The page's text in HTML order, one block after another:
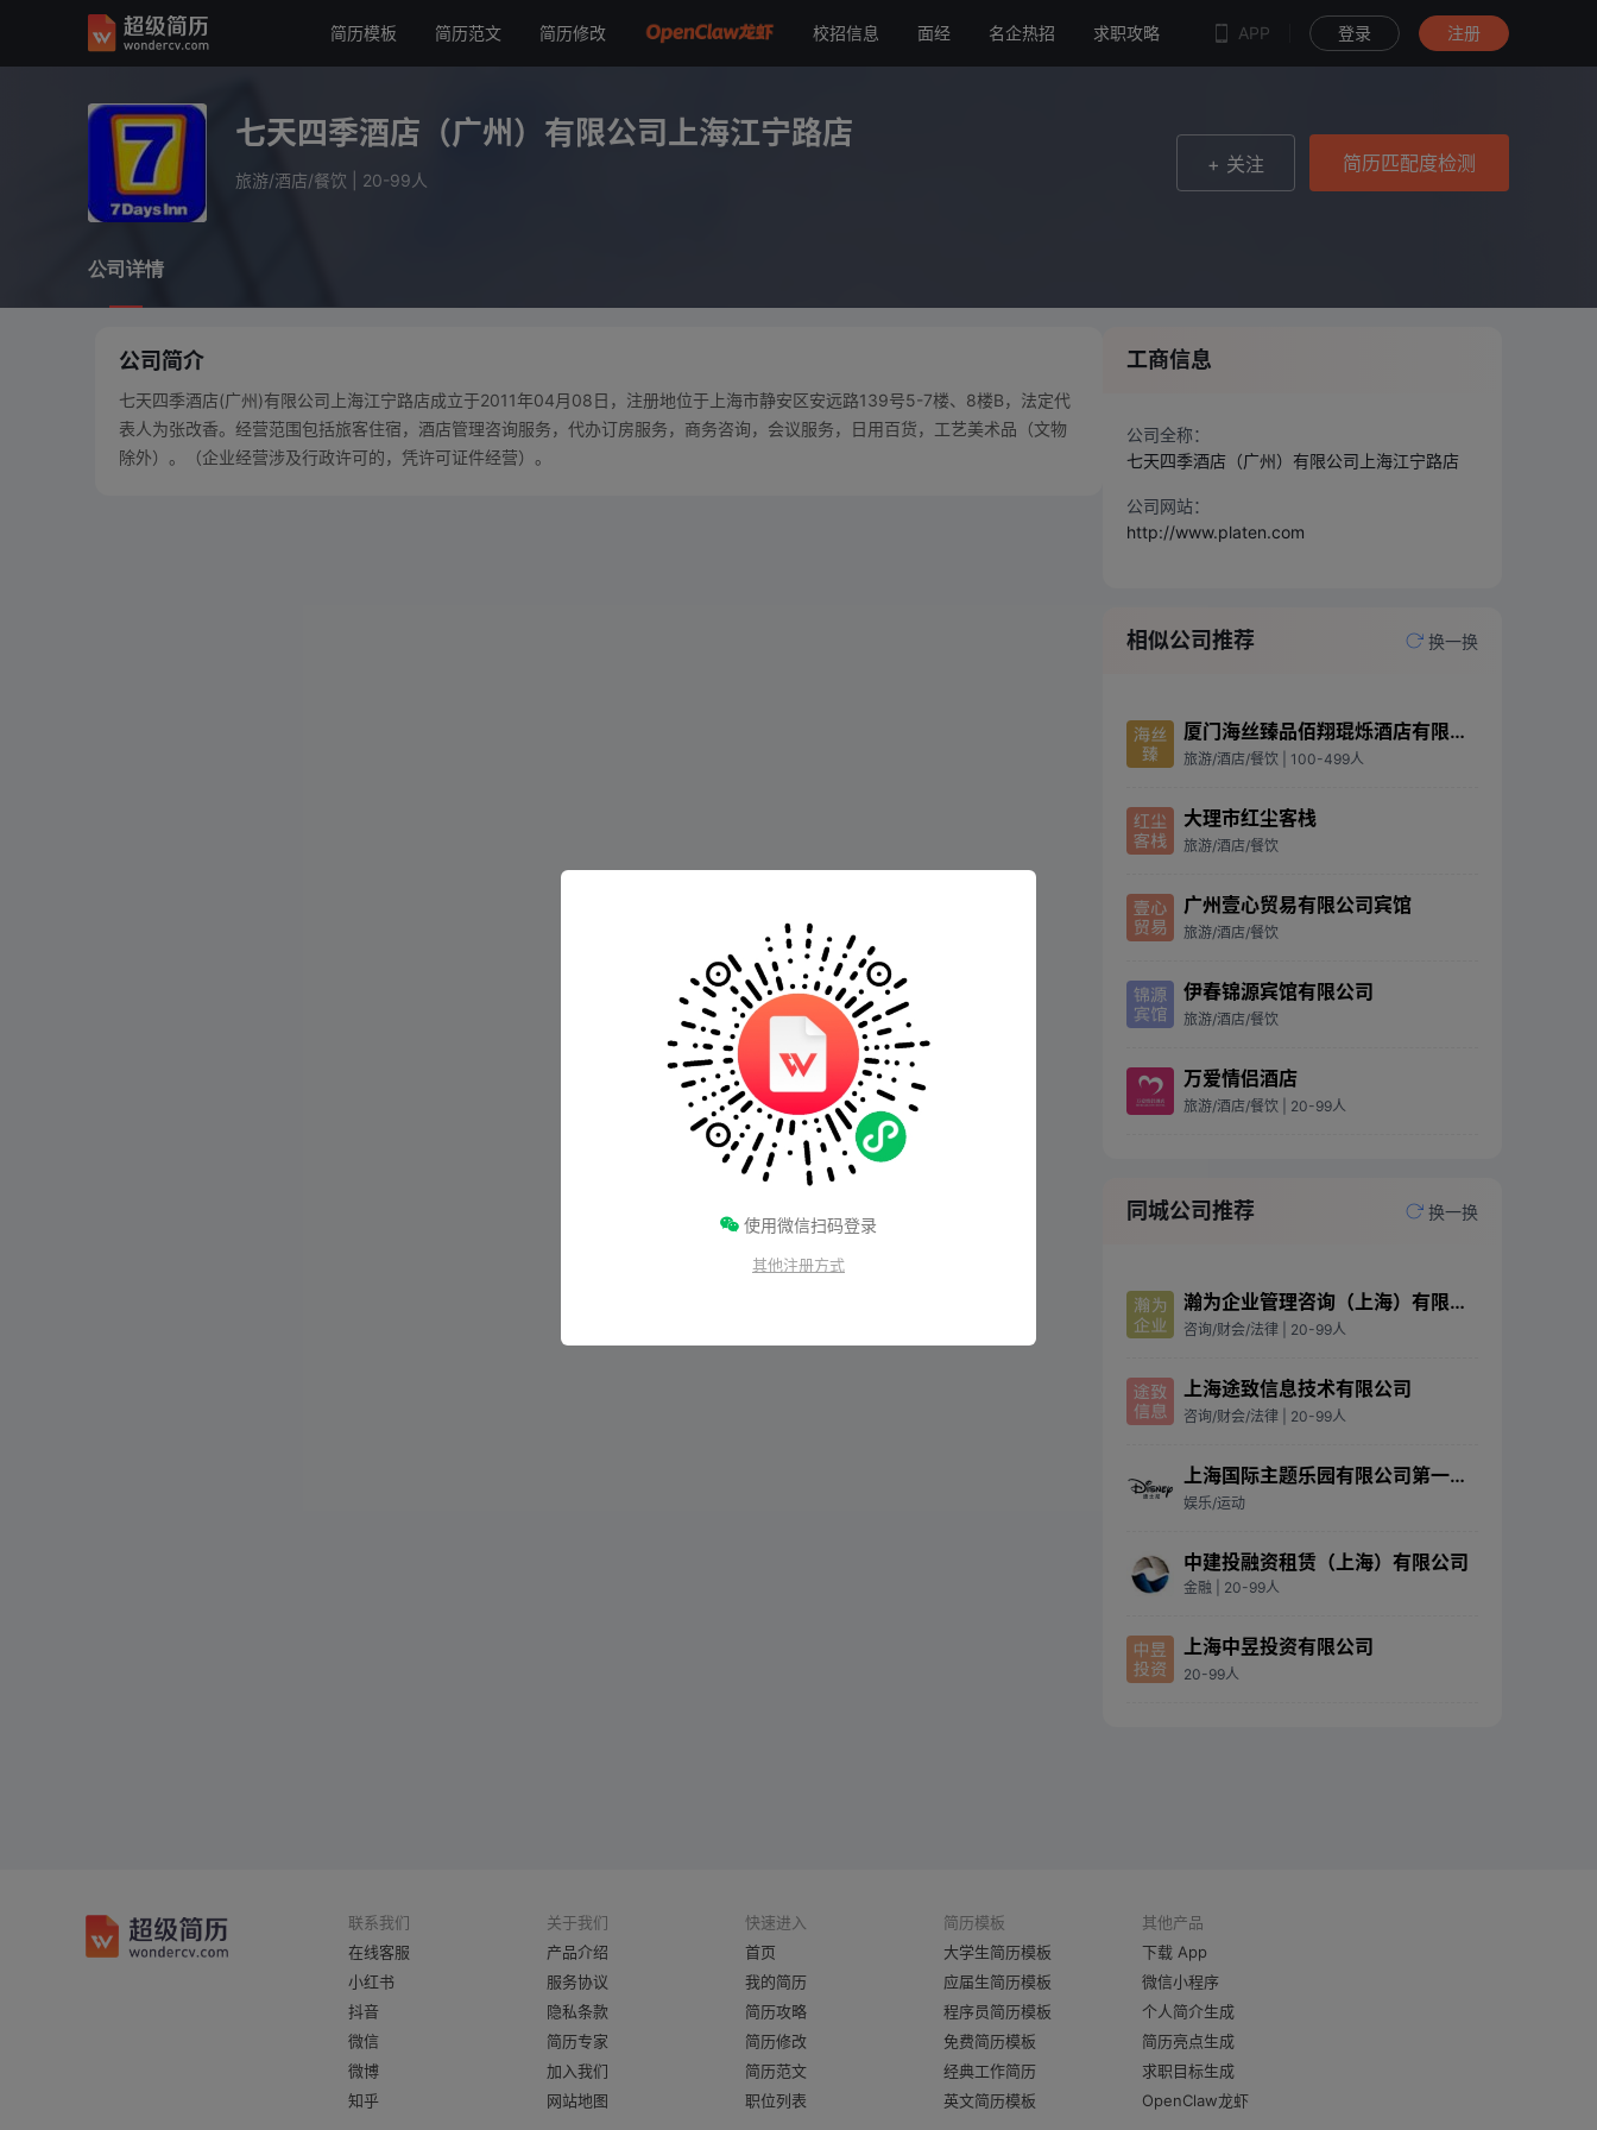
简历模板 简历范文 简历修改 校招信息 面经 名企热招 求职攻略 APP 登录 注册
七天四季酒店（广州）有限公司上海江宁路店
公司详情 七天四季酒店（广州）有限公司上海江宁路店
旅游/酒店/餐饮 20-99人
+ 关注 简历匹配度检测
公司详情
公司简介
七天四季酒店(广州)有限公司上海江宁路店成立于2011年04月08日，注册地位于上海市静安区安远路139号5-7楼、8楼B，法定代
表人为张改香。经营范围包括旅客住宿，酒店管理咨询服务，代办订房服务，商务咨询，会议服务，日用百货，工艺美术品（文物
除外）。（企业经营涉及行政许可的，凭许可证件经营）。
工商信息
公司全称：
七天四季酒店（广州）有限公司上海江宁路店
公司网站：
http://www.platen.com
相似公司推荐 换一换
厦门海丝臻品佰翔琨烁酒店有限公司
旅游/酒店/餐饮 | 100-499人
大理市红尘客栈
旅游/酒店/餐饮
广州壹心贸易有限公司宾馆
旅游/酒店/餐饮
伊春锦源宾馆有限公司
旅游/酒店/餐饮
万爱情侣酒店
旅游/酒店/餐饮 | 20-99人
同城公司推荐 换一换
瀚为企业管理咨询（上海）有限公司
咨询/财会/法律 | 20-99人
上海途致信息技术有限公司
咨询/财会/法律 | 20-99人
上海国际主题乐园有限公司第一分公司
娱乐/运动
中建投融资租赁（上海）有限公司
金融 | 20-99人
上海中昱投资有限公司
20-99人
使用微信扫码登录
其他注册方式
联系我们
在线客服
小红书
抖音
微信
微博
知乎
关于我们
产品介绍
服务协议
隐私条款
简历专家
加入我们
网站地图
快速进入
首页
我的简历
简历攻略
简历修改
简历范文
职位列表
简历模板
大学生简历模板
应届生简历模板
程序员简历模板
免费简历模板
经典工作简历
英文简历模板
其他产品
下载 App
微信小程序
个人简介生成
简历亮点生成
求职目标生成
OpenClaw龙虾